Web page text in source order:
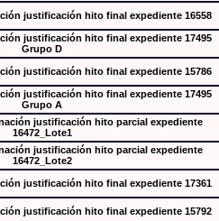
justificación hito final expediente 16558
justificación hito final expediente 17495
Grupo D
justificación hito final expediente 15786
justificación hito final expediente 17495
Grupo A
justificación hito parcial expediente
16472_Lote1
justificación hito parcial expediente
16472_Lote2
justificación hito final expediente 17361
justificación hito final expediente 15792